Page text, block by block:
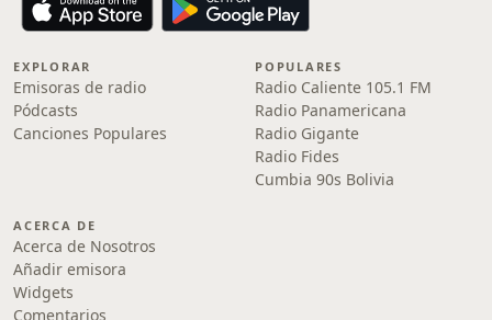
EXPLORAR
Emisoras de radio
Pódcasts
Canciones Populares
POPULARES
Radio Caliente 105.1 FM
Radio Panamericana
Radio Gigante
Radio Fides
Cumbia 90s Bolivia
ACERCA DE
Acerca de Nosotros
Añadir emisora
Widgets
Comentarios